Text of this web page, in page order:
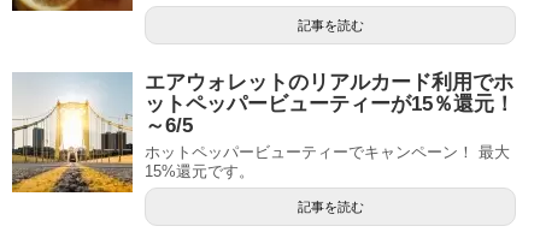
記事を読む
エアウォレットのリアルカード利用でホ
ットペッパービューティーが15％還元！
～6/5
ホットペッパービューティーでキャンペーン！ 最大
15%還元です。
記事を読む